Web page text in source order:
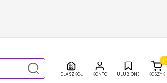
DLA SZKÓŁ ULUBIONE KOSZYK
0